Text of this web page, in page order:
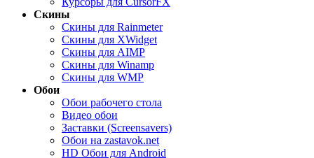
Скины
Скины для Rainmeter
Скины для XWidget
Скины для AIMP
Скины для Winamp
Скины для WMP
Обои
Обои рабочего стола
Видео обои
Заставки (Screensavers)
Обои на zastavok.net
HD Обои для Android